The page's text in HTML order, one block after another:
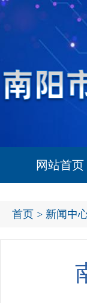
网站首页
首页 > 新闻中